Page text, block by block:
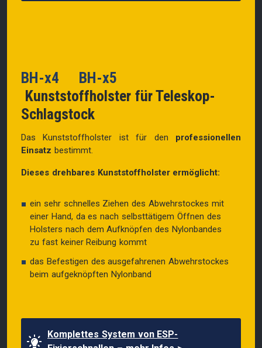
BH-x4 BH-x5
Kunststoffholster für Teleskop-
Schlagstock
Das Kunststoffholster ist für den professionellen
Einsatz bestimmt.
Dieses drehbares Kunststoffholster ermöglicht:
ein sehr schnelles Ziehen des Abwehrstockes mit
einer Hand, da es nach selbsttätigem Öffnen des
Holsters nach dem Aufknöpfen des Nylonbandes
zu fast keiner Reibung kommt
das Befestigen des ausgefahrenen Abwehrstockes
beim aufgeknöpften Nylonband
Komplettes System von ESP-